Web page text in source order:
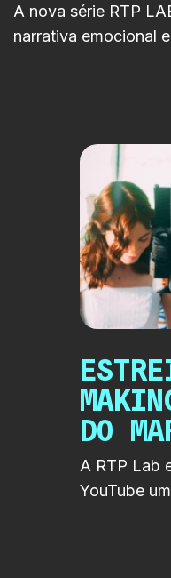
A nova série RTP
narrativa emocional
DO
A RTP Lab
YouTube